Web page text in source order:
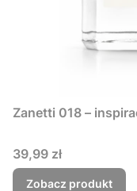
Zanetti 018 –
Cena
39,99 zł
Zobacz produkt